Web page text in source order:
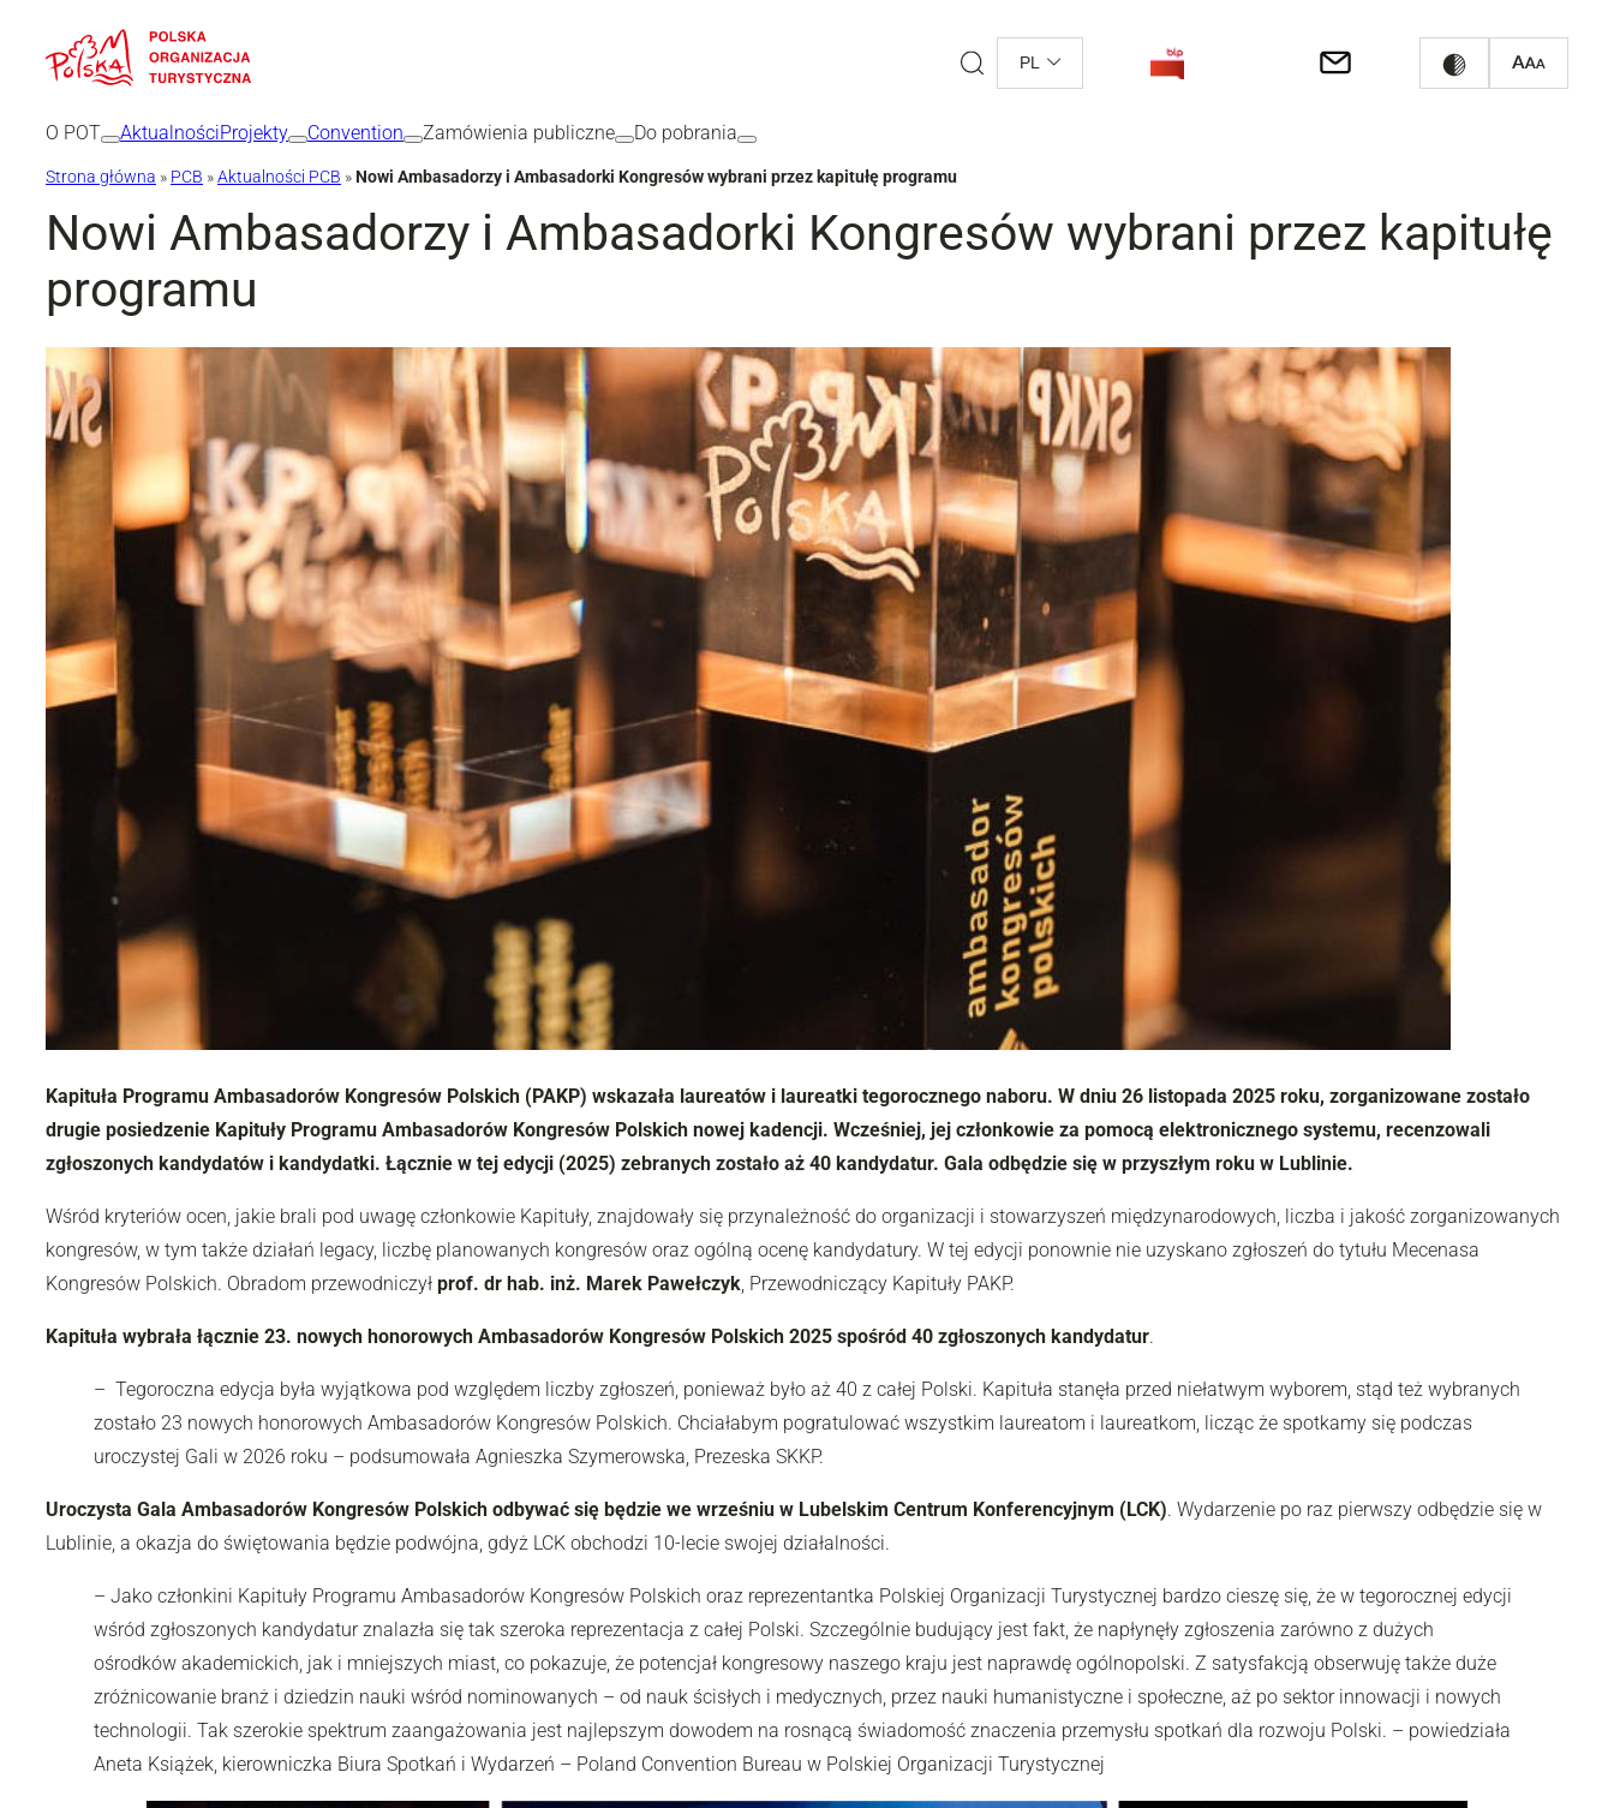
PL
O POT AktualnościProjekty Convention Zamówienia publiczne Do pobrania
Strona główna » PCB »Aktualności PCB »Nowi Ambasadorzy i Ambasadorki Kongresów wybrani przez kapitułę programu
Nowi Ambasadorzy i Ambasadorki Kongresów wybrani przez kapitułę
programu
Kapituła Programu Ambasadorów Kongresów Polskich (PAKP) wskazała laureatów i laureatki tegorocznego naboru. W dniu 26 listopada 2025 roku, zorganizowane zostało
drugie posiedzenie Kapituły Programu Ambasadorów Kongresów Polskich nowej kadencji. Wcześniej, jej członkowie za pomocą elektronicznego systemu, recenzowali
zgłoszonych kandydatów i kandydatki. Łącznie w tej edycji (2025) zebranych zostało aż 40 kandydatur. Gala odbędzie się w przyszłym roku w Lublinie.
Wśród kryteriów ocen, jakie brali pod uwagę członkowie Kapituły, znajdowały się przynależność do organizacji i stowarzyszeń międzynarodowych, liczba i jakość zorganizowanych
kongresów, w tym także działań legacy, liczbę planowanych kongresów oraz ogólną ocenę kandydatury. W tej edycji ponownie nie uzyskano zgłoszeń do tytułu Mecenasa
Kongresów Polskich. Obradom przewodniczył prof. dr hab. inż. Marek Pawełczyk, Przewodniczący Kapituły PAKP.
Kapituła wybrała łącznie 23. nowych honorowych Ambasadorów Kongresów Polskich 2025 spośród 40 zgłoszonych kandydatur.
– Tegoroczna edycja była wyjątkowa pod względem liczby zgłoszeń, ponieważ było aż 40 z całej Polski. Kapituła stanęła przed niełatwym wyborem, stąd też wybranych
zostało 23 nowych honorowych Ambasadorów Kongresów Polskich. Chciałabym pogratulować wszystkim laureatom i laureatkom, licząc że spotkamy się podczas
uroczystej Gali w 2026 roku – podsumowała Agnieszka Szymerowska, Prezeska SKKP.
Uroczysta Gala Ambasadorów Kongresów Polskich odbywać się będzie we wrześniu w Lubelskim Centrum Konferencyjnym (LCK). Wydarzenie po raz pierwszy odbędzie się w
Lublinie, a okazja do świętowania będzie podwójna, gdyż LCK obchodzi 10-lecie swojej działalności.
– Jako członkini Kapituły Programu Ambasadorów Kongresów Polskich oraz reprezentantka Polskiej Organizacji Turystycznej bardzo cieszę się, że w tegorocznej edycji
wśród zgłoszonych kandydatur znalazła się tak szeroka reprezentacja z całej Polski. Szczególnie budujący jest fakt, że napłynęły zgłoszenia zarówno z dużych
ośrodków akademickich, jak i mniejszych miast, co pokazuje, że potencjał kongresowy naszego kraju jest naprawdę ogólnopolski. Z satysfakcją obserwuję także duże
zróżnicowanie branż i dziedzin nauki wśród nominowanych – od nauk ścisłych i medycznych, przez nauki humanistyczne i społeczne, aż po sektor innowacji i nowych
technologii. Tak szerokie spektrum zaangażowania jest najlepszym dowodem na rosnącą świadomość znaczenia przemysłu spotkań dla rozwoju Polski. – powiedziała
Aneta Książek, kierowniczka Biura Spotkań i Wydarzeń – Poland Convention Bureau w Polskiej Organizacji Turystycznej